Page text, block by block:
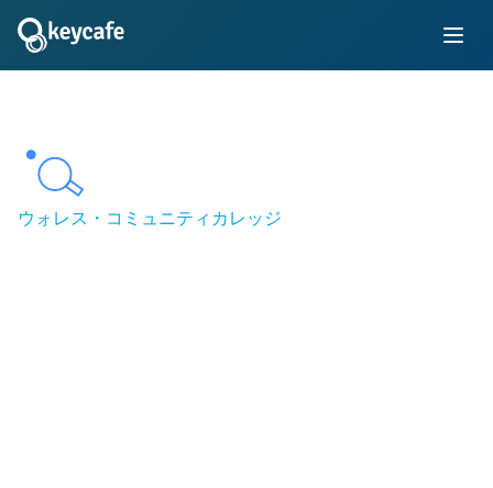
ウォレス・コミュニティカレッジ